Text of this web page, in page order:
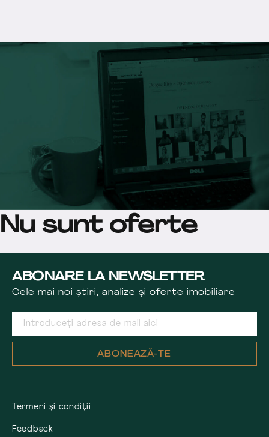
Nu sunt oferte
ABONARE LA NEWSLETTER
Cele mai noi știri, analize și oferte imobiliare
ABONEAZĂ-TE
Termeni și condiții
Feedback